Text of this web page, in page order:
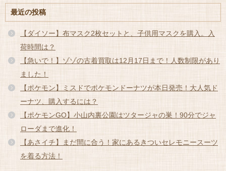
最近の投稿
【ダイソー】布マスク2枚セットと、子供用マスクを購入。入
荷時間は？
【急いで！】ゾゾの古着買取は12月17日まで！人数制限があり
ました！
【ポケモン】ミスドでポケモンドーナツが本日発売！大人気ド
ーナツ、購入するには？
【ポケモンGO】小山内裏公園はツタージャの巣！90分でジャ
ローダまで進化！
【あさイチ】まだ間に合う！家にあるきついセレモニースーツ
を着る方法！